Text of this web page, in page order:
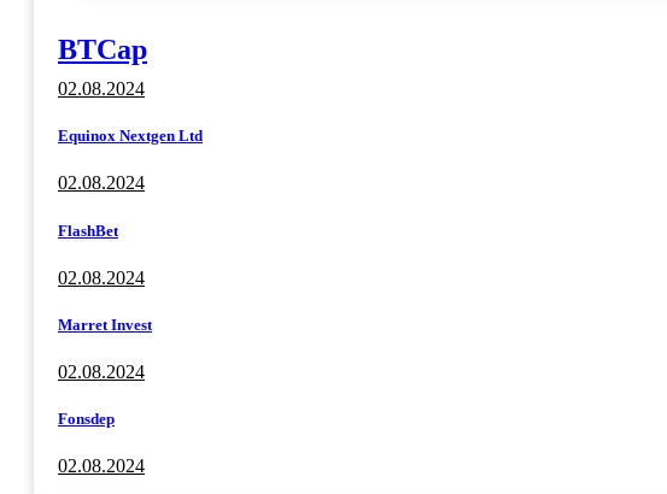
BTCap
02.08.2024
Equinox Nextgen Ltd
02.08.2024
FlashBet
02.08.2024
Marret Invest
02.08.2024
Fonsdep
02.08.2024